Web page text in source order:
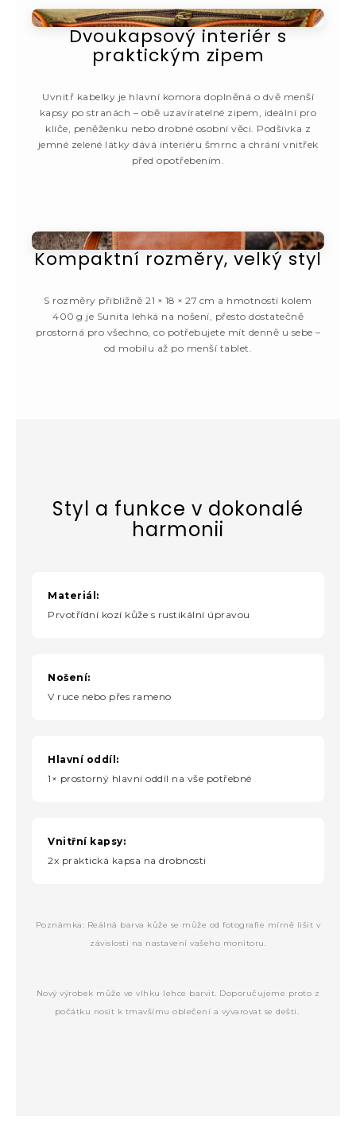
Dvoukapsový interiér s
praktickým zipem
Uvnitř kabelky je hlavní komora doplněná o dvě menší
kapsy po stranách – obě uzavíratelné zipem, ideální pro
klíče, peněženku nebo drobné osobní věci. Podšívka z
jemné zelené látky dává interiéru šmrnc a chrání vnitřek
před opotřebením.
Kompaktní rozměry, velký styl
S rozměry přibližně 21 × 18 × 27 cm a hmotností kolem
400 g je Sunita lehká na nošení, přesto dostatečně
prostorná pro všechno, co potřebujete mít denně u sebe –
od mobilu až po menší tablet.
Styl a funkce v dokonalé
harmonii
Materiál:
Prvotřídní kozí kůže s rustikální úpravou
Nošení:
V ruce nebo přes rameno
Hlavní oddíl:
1× prostorný hlavní oddíl na vše potřebné
Vnitřní kapsy:
2x praktická kapsa na drobnosti
Poznámka: Reálná barva kůže se může od fotografie mírně lišit v
závislosti na nastavení vašeho monitoru.
Nový výrobek může ve vlhku lehce barvit. Doporučujeme proto z
počátku nosit k tmavšímu oblečení a vyvarovat se dešti.